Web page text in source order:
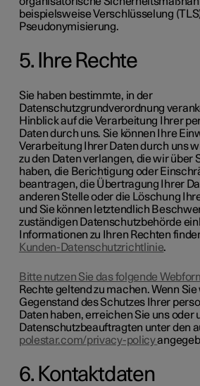
beispielsweise Verschlüsselung
Pseudonymisierung.
5. Ihre Rechte
Sie haben bestimmte, in der
Datenschutzgrundverordnung
Hinblick auf die Verarbeitung Ihrer
Daten durch uns. Sie können Ihre
Verarbeitung Ihrer Daten durch uns
zu den Daten verlangen, die wir über
haben, die Berichtigung oder
beantragen, die Übertragung Ihrer
anderen Stelle oder die Löschung
und Sie können letztendlich
zuständigen Datenschutzbehörde
Informationen zu Ihren Rechten
Kunden-Datenschutzrichtlinie.
Bitte nutzen Sie das folgende
Rechte geltend zu machen. Wenn
Gegenstand des Schutzes Ihrer
Daten haben, erreichen Sie uns oder
Datenschutzbeauftragten unter den
polestar.com/privacy-policy
6. Kontaktdaten